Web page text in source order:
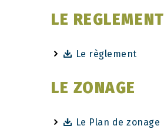
LE REGLEMENT
Le règlement
LE ZONAGE
Le Plan de zonage